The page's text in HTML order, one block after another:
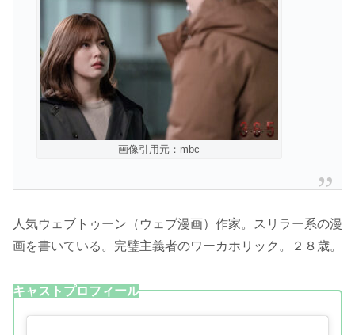
画像引用元：mbc
人気ウェブトゥーン（ウェブ漫画）作家。スリラー系の漫
画を書いている。完璧主義者のワーカホリック。２８歳。
キャストプロフィール